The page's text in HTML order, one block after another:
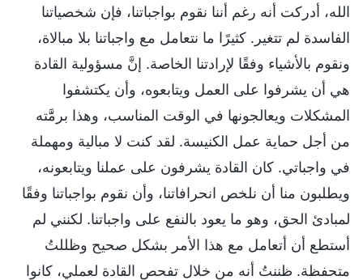
الله، أدركت أنه رغم أننا نقوم بواجباتنا، فإن شخصياتنا
الفاسدة لم تتغير. كثيرًا ما نتعامل مع واجباتنا بلا مبالاة،
ونقوم بالأشياء وفقًا لإرادتنا الخاصة. إنَّ مسؤولية القادة
هي أن يشرفوا على العمل ويتابعوه، وأن يكتشفوا
المشكلات ويعالجونها في الوقت المناسب، وهذا برمََّته
من أجل حماية عمل الكنيسة. لقد كنت لا مبالية ومهملة
في واجباتي. كان القادة يشرفون على عملنا ويتابعونه،
ويطلبون منا أن نلخص انحرافاتنا، وأن نقوم بواجباتنا وفقًا
لمبادئ الحق، وهو ما يعود بالنفع على واجباتنا. لكنني لم
أستطع أن أتعامل مع هذا الأمر بشكل صحيح وظللتُ
متحفظة. ظننتُ أنه من خلال تفحص القادة لعملي، كانوا